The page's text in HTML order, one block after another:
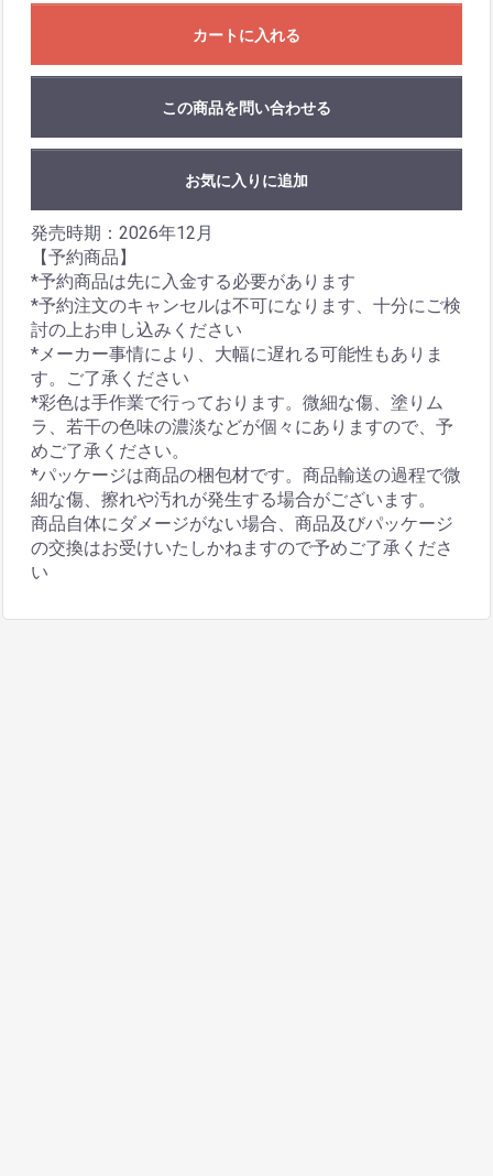
カートに入れる
この商品を問い合わせる
お気に入りに追加
発売時期：2026年12月
【予約商品】
*予約商品は先に入金する必要があります
*予約注文のキャンセルは不可になります、十分にご検
討の上お申し込みください
*メーカー事情により、大幅に遅れる可能性もありま
す。ご了承ください
*彩色は手作業で行っております。微細な傷、塗りム
ラ、若干の色味の濃淡などが個々にありますので、予
めご了承ください。
*パッケージは商品の梱包材です。商品輸送の過程で微
細な傷、擦れや汚れが発生する場合がございます。
商品自体にダメージがない場合、商品及びパッケージ
の交換はお受けいたしかねますので予めご了承くださ
い